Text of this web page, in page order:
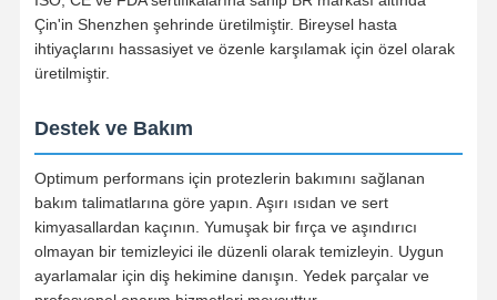
Metal Kısmi Protezler
Tam Akrilik Protezler
Dental hassaslık takıntıları
Diş Alanı Koruyucuları
Ortodontik Fonksiyonel Aletler
Ortodontik Tutucular
Çin'in Shenzhen şehrinde üretilmiştir. Bireysel hasta
ihtiyaçlarını hassasiyet ve özenle karşılamak için özel olarak
üretilmiştir.
Destek ve Bakım
Optimum performans için protezlerin bakımını sağlanan
bakım talimatlarına göre yapın. Aşırı ısıdan ve sert
kimyasallardan kaçının. Yumuşak bir fırça ve aşındırıcı
olmayan bir temizleyici ile düzenli olarak temizleyin. Uygun
ayarlamalar için diş hekimine danışın. Yedek parçalar ve